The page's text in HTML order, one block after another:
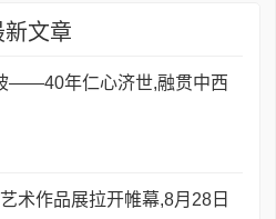
新文章
——40年仁心济世,融贯中西
术作品展拉开帷幕,8月28日